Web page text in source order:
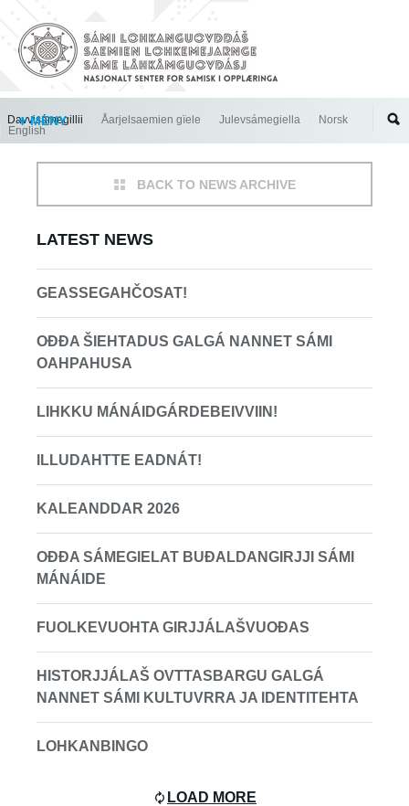
MENY
Davvisámegillii Åarjelsaemien gïele Julevsámegiella
Norsk
English
BACK TO NEWS ARCHIVE
LATEST NEWS
GEASSEGAHČOSAT!
OĐĐA ŠIEHTADUS GALGÁ NANNET SÁMI
OAHPAHUSA
LIHKKU MÁNÁIDGÁRDEBEIVVIIN!
ILLUDAHTTE EADNÁT!
KALEANDDAR 2026
OĐĐA SÁMEGIELAT BUĐALDANGIRJJI SÁMI
MÁNÁIDE
FUOLKEVUOHTA GIRJJÁLAŠVUOĐAS
HISTORJJÁLAŠ OVTTASBARGU GALGÁ
NANNET SÁMI KULTUVRRA JA IDENTITEHTA
LOHKANBINGO
LOAD MORE